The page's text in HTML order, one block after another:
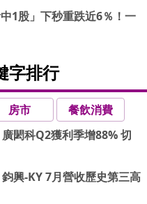
1股」下秒重跌近6％！一
字排行
房市
餐飲消費
閎科Q2獲利季增88% 切
興-KY 7月營收歷史第三高